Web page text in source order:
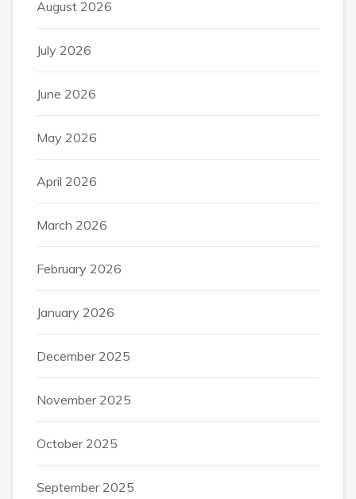
August 2026
July 2026
June 2026
May 2026
April 2026
March 2026
February 2026
January 2026
December 2025
November 2025
October 2025
September 2025